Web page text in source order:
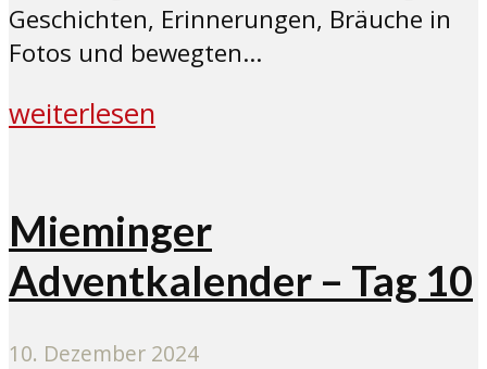
Geschichten, Erinnerungen, Bräuche in
Fotos und bewegten...
weiterlesen
Mieminger
Adventkalender – Tag 10
10. Dezember 2024